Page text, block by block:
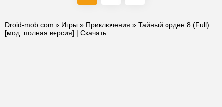
Droid-mob.com » Игры » Приключения » Тайный орден 8 (Full)
[мод: полная версия] | Скачать